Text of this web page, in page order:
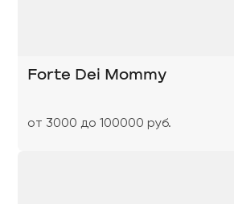
Forte Dei Mommy
от 3000 до 100000 руб.